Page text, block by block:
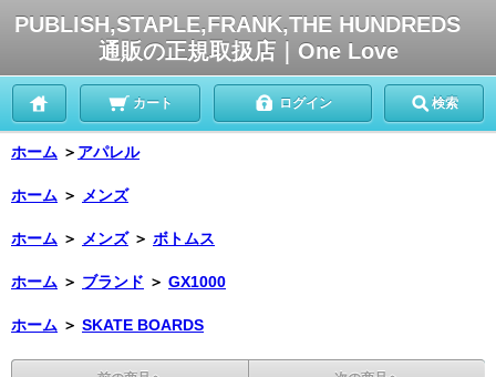
PUBLISH,STAPLE,FRANK,THE HUNDREDS
通販の正規取扱店｜One Love
カート ログイン 検索
ホーム ＞ アパレル
ホーム ＞ メンズ
ホーム ＞ メンズ ＞ ボトムス
ホーム ＞ ブランド ＞ GX1000
ホーム ＞ SKATE BOARDS